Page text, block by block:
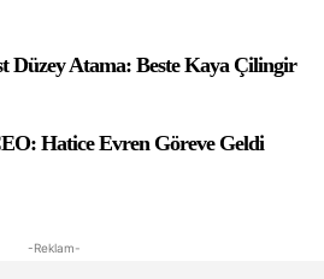
Düzey Atama: Beste Kaya Çilingir
Hatice Evren Göreve Geldi
-Reklam-